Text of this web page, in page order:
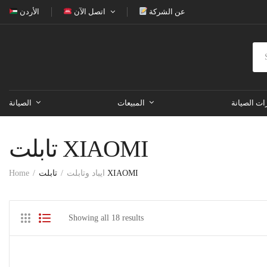
الأردن اتصل الآن عن الشركة
الصيانة المبيعات الصيانة
تابلت XIAOMI
Home ايباد وتابلت تابلت XIAOMI
Showing all 18 results